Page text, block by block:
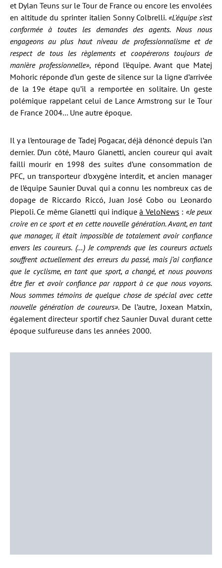
et Dylan Teuns sur le Tour de France ou encore les envolées
en altitude du sprinter italien Sonny Colbrelli. «L’équipe s’est
conformée à toutes les demandes des agents. Nous nous
engageons au plus haut niveau de professionnalisme et de
respect de tous les règlements et coopérerons toujours de
manière professionnelle», répond l’équipe. Avant que Matej
Mohoric réponde d’un geste de silence sur la ligne d’arrivée
de la 19e étape qu’il a remportée en solitaire. Un geste
polémique rappelant celui de Lance Armstrong sur le Tour
de France 2004… Une autre époque.
Il y a l’entourage de Tadej Pogacar, déjà dénoncé depuis l’an
dernier. D’un côté, Mauro Gianetti, ancien coureur qui avait
failli mourir en 1998 des suites d’une consommation de
PFC, un transporteur d’oxygène interdit, et ancien manager
de l’équipe Saunier Duval qui a connu les nombreux cas de
dopage de Riccardo Riccó, Juan José Cobo ou Leonardo
Piepoli. Ce même Gianetti qui indiqueà VeloNews : «Je peux
croire en ce sport et en cette nouvelle génération. Avant, en tant
que manager, il était impossible de totalement avoir confiance
envers les coureurs. (…) Je comprends que les coureurs actuels
souffrent actuellement des erreurs du passé, mais j’ai confiance
que le cyclisme, en tant que sport, a changé, et nous pouvons
être fier et avoir confiance par rapport à ce que nous voyons.
Nous sommes témoins de quelque chose de spécial avec cette
nouvelle génération de coureurs». De l’autre, Joxean Matxin,
également directeur sportif chez Saunier Duval durant cette
époque sulfureuse dans les années 2000.